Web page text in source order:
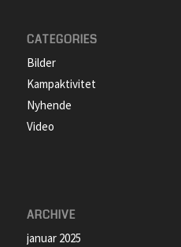
CATEGORIES
Bilder
Kampaktivitet
Nyhende
Video
ARCHIVE
januar 2025